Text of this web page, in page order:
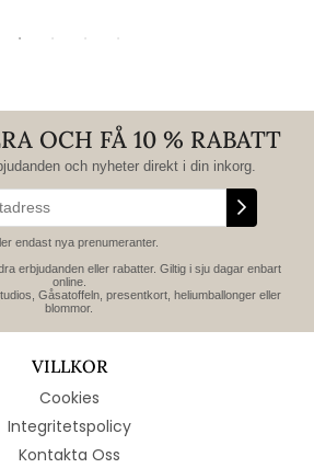
OCH FÅ 10 % RABATT
och nyheter direkt i din inkorg.
endast nya prenumeranter.
erbjudanden eller rabatter. Giltig i sju dagar enbart
online.
Gåsatoffeln, presentkort, heliumballonger eller
blommor.
VILLKOR
Cookies
Integritetspolicy
Kontakta Oss